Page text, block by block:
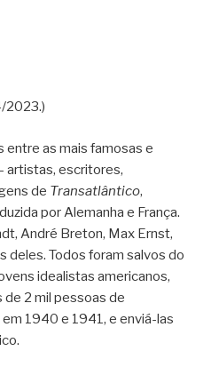
2023.)
entre as mais famosas e
artistas, escritores,
de Transatlântico,
por Alemanha e França.
André Breton, Max Ernst,
deles. Todos foram salvos do
idealistas americanos,
de 2 mil pessoas de
em 1940 e 1941, e enviá-las